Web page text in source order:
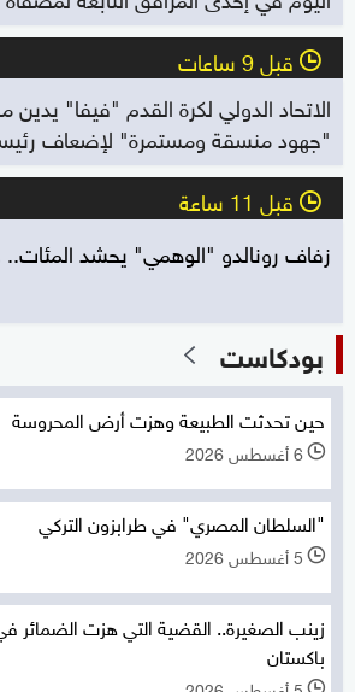
l قبل 9 ساعات
الاتحاد الدولي لكرة القدم "فيفا" يدين
"جهود منسقة ومستمرة" لإضعاف رئيسه
l قبل 11 ساعة
زفاف رونالدو "الوهمي" يحشد المئات..
بودكاست
حين تحدثت الطبيعة وهزت أرض المحروسة
l 6 أغسطس 2026
"السلطان المصري" في طرابزون التركي
l 5 أغسطس 2026
زينب الصغيرة.. القضية التي هزت الضمائر
باكستان
l